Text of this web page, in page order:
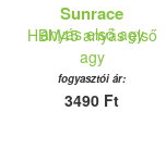
Sunrace
HBM45 anyás első
agy
fogyasztói ár:
3490 Ft